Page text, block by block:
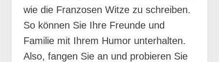
wie die Franzosen Witze zu schreiben.
So können Sie Ihre Freunde und
Familie mit Ihrem Humor unterhalten.
Also, fangen Sie an und probieren Sie